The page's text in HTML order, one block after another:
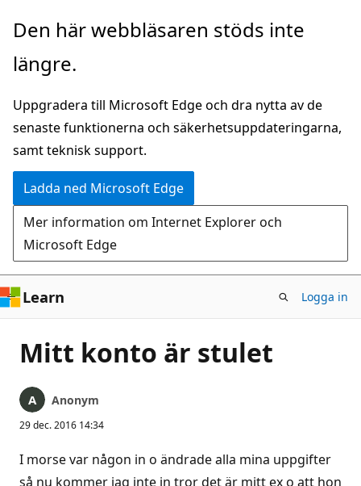
Hoppa
huvudinnehåll
Den här webbläsaren stöds inte
längre.
Uppgradera till Microsoft Edge och dra nytta av de
senaste funktionerna och säkerhetsuppdateringarna,
samt teknisk support.
Ladda ned Microsoft Edge
Mer information om Internet Explorer och
Microsoft Edge
Learn Logga in
Mitt konto är stulet
Anonym
29 dec. 2016 14:34
I morse var någon in o ändrade alla mina uppgifter
så nu kommer jag inte in tror det är mitt ex o att hon